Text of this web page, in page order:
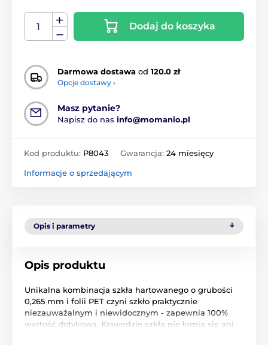
Dodaj do koszyka
Darmowa dostawa od 120.0 zł
Opcje dostawy ›
Masz pytanie?
Napisz do nas info@momanio.pl
Kod produktu: P8043 Gwarancja: 24 miesięcy
Informacje o sprzedającym
Opis i parametry
Opis produktu
Unikalna kombinacja szkła hartowanego o grubości
0,265 mm i folii PET czyni szkło praktycznie
niezauważalnym i niewidocznym - zapewnia 100%
wartość dotykową. Krawędzie szkła nie łamią się ani